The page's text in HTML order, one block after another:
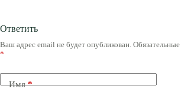
Ответить
Ваш адрес email не будет опубликован.
*
Имя*